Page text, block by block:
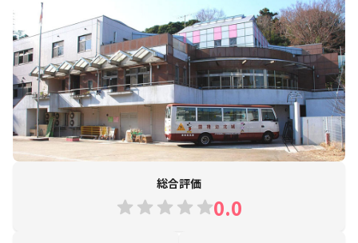
総合評価
0.0